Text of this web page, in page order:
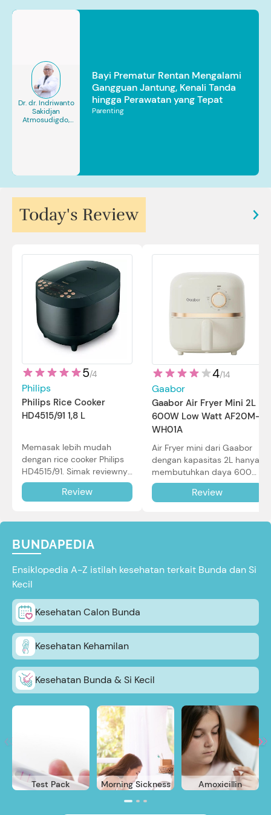
Dr. dr. Indriwanto
Sakidjan
Atmosudigdo,
Bayi Prematur Rentan Mengalami
Gangguan Jantung, Kenali Tanda
hingga Perawatan yang Tepat
Parenting
Today's Review
5/4
Philips
Philips Rice Cooker
HD4515/91 1,8 L
Memasak lebih mudah
dengan rice cooker Philips
HD4515/91. Simak reviewnya
di sini.
Review
4/14
Gaabor
Gaabor Air Fryer Mini 2L
600W Low Watt AF20M-
WH01A
Air Fryer mini dari Gaabor
dengan kapasitas 2L hanya
membutuhkan daya 600W
dalam pemakaian. Simak
review selengkapnya di sini.
Review
BUNDAPEDIA
Ensiklopedia A-Z istilah kesehatan terkait Bunda dan Si
Kecil
Kesehatan Calon Bunda
Kesehatan Kehamilan
Kesehatan Bunda & Si Kecil
Test Pack Morning Sickness Amoxicillin